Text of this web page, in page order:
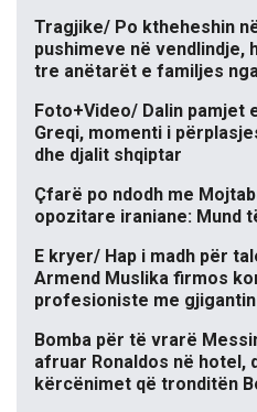
Tragjike/ Po ktheheshin
pushimeve në vendlindje,
tre anëtarët e familjes
Foto+Video/ Dalin pamjet
Greqi, momenti i
dhe djalit shqiptar
Çfarë po ndodh me
opozitare iraniane: Mund
E kryer/ Hap i madh për
Armend Muslika firmos
profesioniste me
Bomba për të vrarë
afruar Ronaldos në hotel,
kërcënimet që tronditën